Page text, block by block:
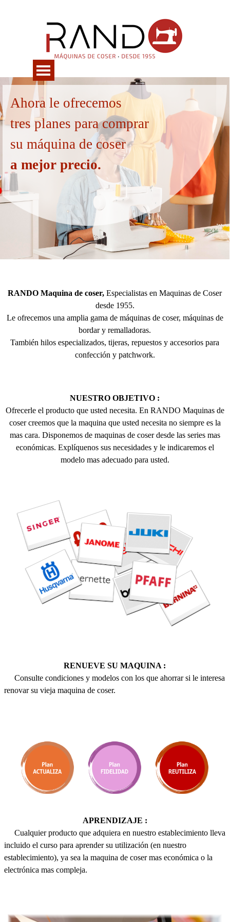
Saltar menú
Ahora le ofrecemos
tres planes para comprar
su máquina de coser
a mejor precio.
RANDO Maquina de coser, Especialistas en Maquinas de Coser
desde 1955.
Le ofrecemos una amplia gama de máquinas de coser, máquinas de
bordar y remalladoras.
También hilos especializados, tijeras, repuestos y accesorios para
confección y patchwork.
NUESTRO OBJETIVO :
Ofrecerle el producto que usted necesita. En RANDO Maquinas de
coser creemos que la maquina que usted necesita no siempre es la
mas cara. Disponemos de maquinas de coser desde las series mas
económicas. Explíquenos sus necesidades y le indicaremos el
modelo mas adecuado para usted.
RENUEVE SU MAQUINA :
Consulte condiciones y modelos con los que ahorrar si le interesa
renovar su vieja maquina de coser.
APRENDIZAJE :
Cualquier producto que adquiera en nuestro establecimiento lleva
incluido el curso para aprender su utilización (en nuestro
establecimiento), ya sea la maquina de coser mas económica o la
electrónica mas compleja.